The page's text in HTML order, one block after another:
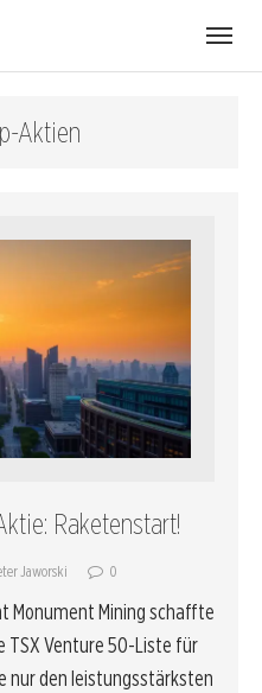
Aktien
Raketenstart!
Jaworski 0
Monument Mining schaffte
Venture 50-Liste für
nur den leistungsstärksten